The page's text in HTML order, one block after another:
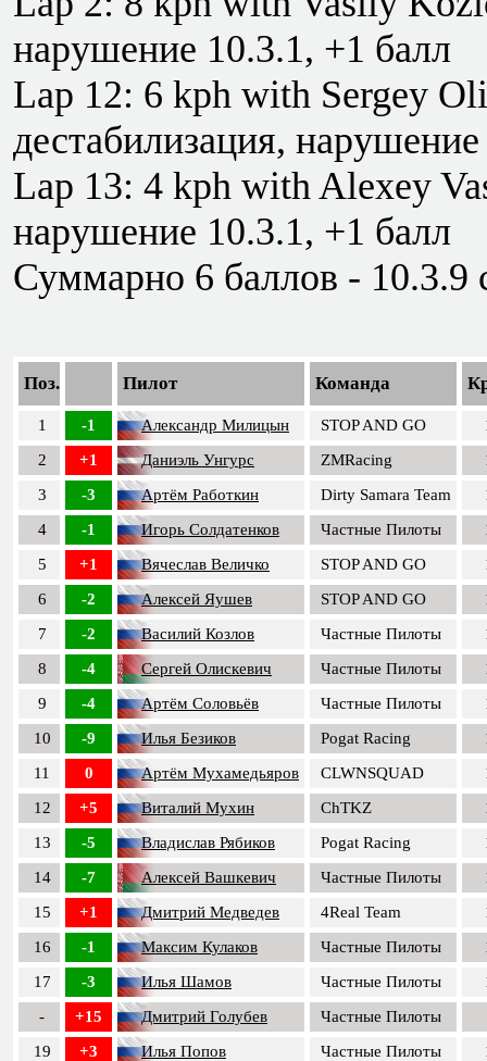
нарушение 10.3.1, +1 балл
Lap 12: 6 kph with Sergey
дестабилизация,
Lap 13: 4 kph with Alexey
нарушение 10.3.1, +1 балл
Суммарно 6 баллов - 10.3.9
Поз. Пилот Команда
1 -1 Александр Милицын STOP AND GO
2
+1 Даниэль Унгурс ZMRacing
3
-3 Артём Работкин Dirty Samara Team
4
-1 Игорь Солдатенков Частные Пилоты
5
+1 Вячеслав Величко STOP AND GO
6
-2 Алексей Яушев STOP AND GO
7
-2 Василий Козлов Частные Пилоты
8
-4 Сергей Олискевич Частные Пилоты
9
-4 Артём Соловьёв Частные Пилоты
10
-9 Илья Безиков Pogat Racing
11
0 Артём Мухамедьяров CLWNSQUAD
12
+5 Виталий Мухин ChTKZ
13
-5 Владислав Рябиков Pogat Racing
14
-7 Алексей Вашкевич Частные Пилоты
15
+1 Дмитрий Медведев 4Real Team
16
-1 Максим Кулаков Частные Пилоты
17
-3 Илья Шамов Частные Пилоты
-
+15 Дмитрий Голубев
Частные Пилоты
19
+3 Илья Попов Частные Пилоты